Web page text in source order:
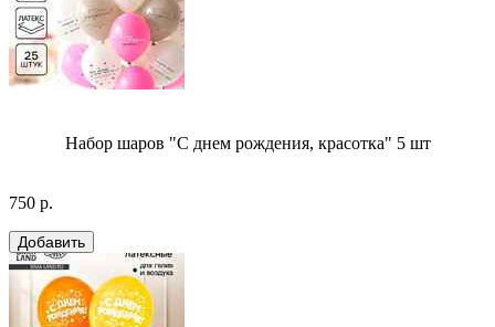
Набор шаров "С днем рождения, красотка" 5 шт
750 р.